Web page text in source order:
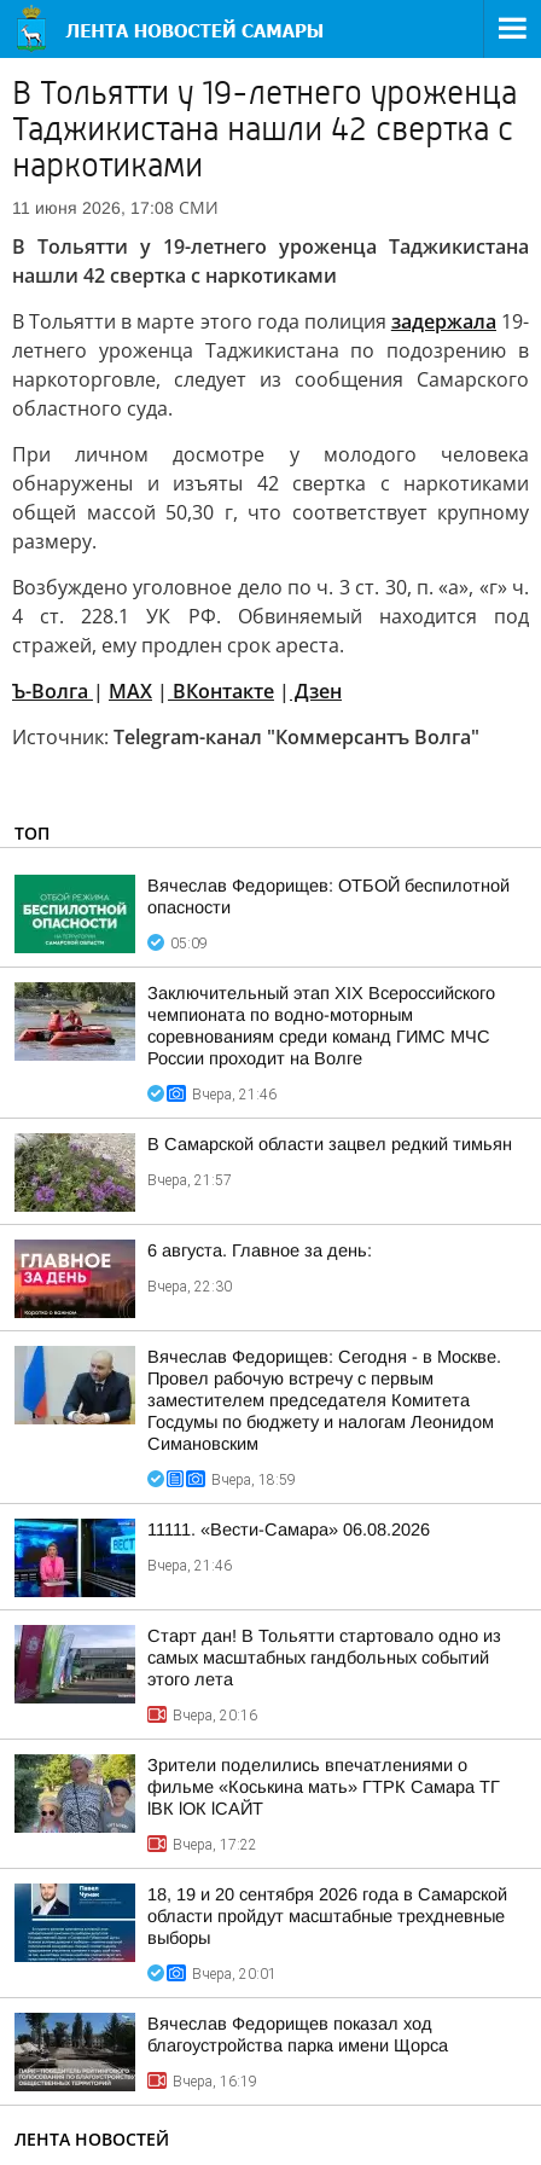
В Тольятти у 19-летнего уроженца
Таджикистана нашли 42 свертка с
наркотиками
11 июня 2026, 17:08 СМИ
В Тольятти у 19-летнего уроженца Таджикистана
нашли 42 свертка с наркотиками
В Тольятти в марте этого года полиция задержала 19-
летнего уроженца Таджикистана по подозрению в
наркоторговле, следует из сообщения Самарского
областного суда.
При личном досмотре у молодого человека
обнаружены и изъяты 42 свертка с наркотиками
общей массой 50,30 г, что соответствует крупному
размеру.
Возбуждено уголовное дело по ч. 3 ст. 30, п. «а», «г» ч.
4 ст. 228.1 УК РФ. Обвиняемый находится под
стражей, ему продлен срок ареста.
Ъ-Волга | МАХ | ВКонтакте | Дзен
Источник: Telegram-канал "Коммерсантъ Волга"
ТОП
Вячеслав Федорищев: ОТБОЙ беспилотной
опасности
05:09
Заключительный этап XIХ Всероссийского
чемпионата по водно-моторным
соревнованиям среди команд ГИМС МЧС
России проходит на Волге
Вчера, 21:46
В Самарской области зацвел редкий тимьян
Вчера, 21:57
6 августа. Главное за день:
Вчера, 22:30
Вячеслав Федорищев: Сегодня - в Москве.
Провел рабочую встречу с первым
заместителем председателя Комитета
Госдумы по бюджету и налогам Леонидом
Симановским
Вчера, 18:59
11111. «Вести-Самара» 06.08.2026
Вчера, 21:46
Старт дан! В Тольятти стартовало одно из
самых масштабных гандбольных событий
этого лета
Вчера, 20:16
Зрители поделились впечатлениями о
фильме «Коськина мать» ГТРК Самара ТГ
lВК lОК lСАЙТ
Вчера, 17:22
18, 19 и 20 сентября 2026 года в Самарской
области пройдут масштабные трехдневные
выборы
Вчера, 20:01
Вячеслав Федорищев показал ход
благоустройства парка имени Щорса
Вчера, 16:19
ЛЕНТА НОВОСТЕЙ